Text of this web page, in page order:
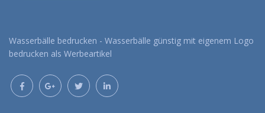
Wasserbälle bedrucken - Wasserbälle günstig mit eigenem Logo
bedrucken als Werbeartikel